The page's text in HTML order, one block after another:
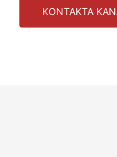
KONTAKTA